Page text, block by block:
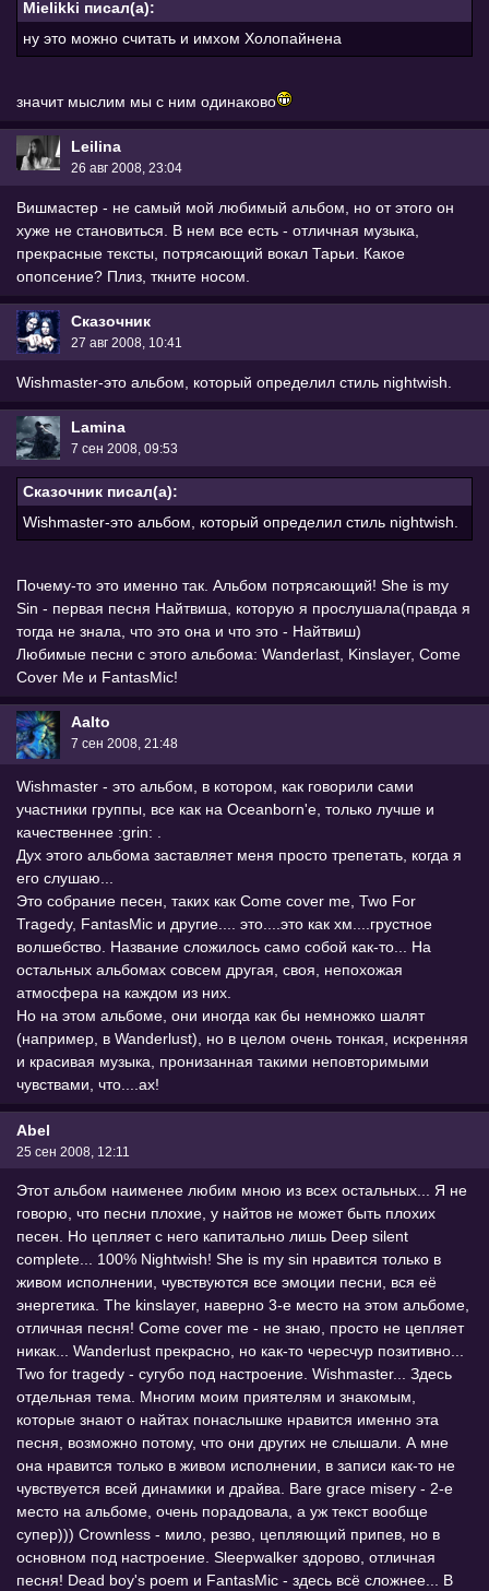
Mielikki писал(а):
ну это можно считать и имхом Холопайнена
значит мыслим мы с ним одинаково
Leilina
26 авг 2008, 23:04
Вишмастер - не самый мой любимый альбом, но от этого он
хуже не становиться. В нем все есть - отличная музыка,
прекрасные тексты, потрясающий вокал Тарьи. Какое
опопсение? Плиз, ткните носом.
Сказочник
27 авг 2008, 10:41
Wishmaster-это альбом, который определил стиль nightwish.
Lamina
7 сен 2008, 09:53
Сказочник писал(а):
Wishmaster-это альбом, который определил стиль nightwish.
Почему-то это именно так. Альбом потрясающий! She is my
Sin - первая песня Найтвиша, которую я прослушала(правда я
тогда не знала, что это она и что это - Найтвиш)
Любимые песни с этого альбома: Wanderlast, Kinslayer, Come
Cover Me и FantasMic!
Aalto
7 сен 2008, 21:48
Wishmaster - это альбом, в котором, как говорили сами
участники группы, все как на Oceanborn'е, только лучше и
качественнее :grin: .
Дух этого альбома заставляет меня просто трепетать, когда я
его слушаю...
Это собрание песен, таких как Come cover me, Two For
Tragedy, FantasMic и другие.... это....это как хм....грустное
волшебство. Название сложилось само собой как-то... На
остальных альбомах совсем другая, своя, непохожая
атмосфера на каждом из них.
Но на этом альбоме, они иногда как бы немножко шалят
(например, в Wanderlust), но в целом очень тонкая, искренняя
и красивая музыка, пронизанная такими неповторимыми
чувствами, что....ах!
Abel
25 сен 2008, 12:11
Этот альбом наименее любим мною из всех остальных... Я не
говорю, что песни плохие, у найтов не может быть плохих
песен. Но цепляет с него капитально лишь Deep silent
complete... 100% Nightwish! She is my sin нравится только в
живом исполнении, чувствуются все эмоции песни, вся её
энергетика. The kinslayer, наверно 3-е место на этом альбоме,
отличная песня! Come cover me - не знаю, просто не цепляет
никак... Wanderlust прекрасно, но как-то чересчур позитивно...
Two for tragedy - сугубо под настроение. Wishmaster... Здесь
отдельная тема. Многим моим приятелям и знакомым,
которые знают о найтах понаслышке нравится именно эта
песня, возможно потому, что они других не слышали. А мне
она нравится только в живом исполнении, в записи как-то не
чувствуется всей динамики и драйва. Bare grace misery - 2-е
место на альбоме, очень порадовала, а уж текст вообще
супер))) Crownless - мило, резво, цепляющий припев, но в
основном под настроение. Sleepwalker здорово, отличная
песня! Dead boy's poem и FantasMic - здесь всё сложнее... В